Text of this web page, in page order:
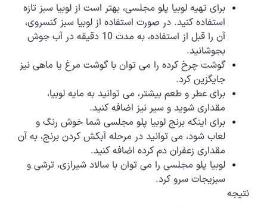
برای تهیه لوبیا پلو مجلسی، بهتر است از لوبیا سبز تازه
استفاده کنید. در صورت استفاده از لوبیا سبز کنسروی،
آن را قبل از استفاده، به مدت 10 دقیقه در آب جوش
بجوشانید.
گوشت چرخ کرده را می توان با گوشت مرغ یا ماهی نیز
جایگزین کرد.
برای عطر و طعم بیشتر، می توانید به مایه لوبیا،
مقداری شوید و سیر نیز اضافه کنید.
برای اینکه برنج لوبیا پلو مجلسی شما خوش رنگ و
لعاب شود، می توانید در مرحله آبکش کردن برنج، به آن
مقداری زعفران دم کرده اضافه کنید.
لوبیا پلو مجلسی را می توان با سالاد شیرازی، ترشی و
سبزیجات سرو کرد.
نتیجه